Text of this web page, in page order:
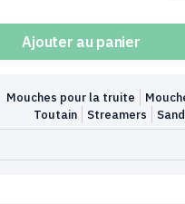
Ajouter au panier
Mouches pour la truite
Streamers
Toutain